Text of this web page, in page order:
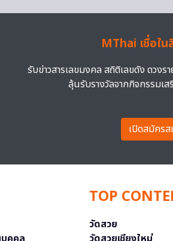
MThai เชื่อใน
รับข่าวสารเลขมงคล สถิติเลขดัง ดวงร
ลุ้นรับรางวัลจากกิจกรรมเ
เปิดสมัคร
TOP
วัดสวย